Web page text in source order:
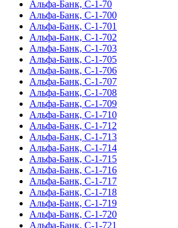
Альфа-Банк, С-1-70
Альфа-Банк, С-1-700
Альфа-Банк, С-1-701
Альфа-Банк, С-1-702
Альфа-Банк, С-1-703
Альфа-Банк, С-1-705
Альфа-Банк, С-1-706
Альфа-Банк, С-1-707
Альфа-Банк, С-1-708
Альфа-Банк, С-1-709
Альфа-Банк, С-1-710
Альфа-Банк, С-1-712
Альфа-Банк, С-1-713
Альфа-Банк, С-1-714
Альфа-Банк, С-1-715
Альфа-Банк, С-1-716
Альфа-Банк, С-1-717
Альфа-Банк, С-1-718
Альфа-Банк, С-1-719
Альфа-Банк, С-1-720
Альфа-Банк, С-1-721